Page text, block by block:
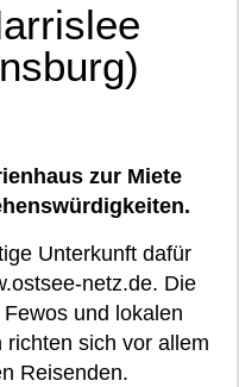
zur Miete
Unterkunft dafür
netz.de. Die
und lokalen
sich vor allem
Reisenden.